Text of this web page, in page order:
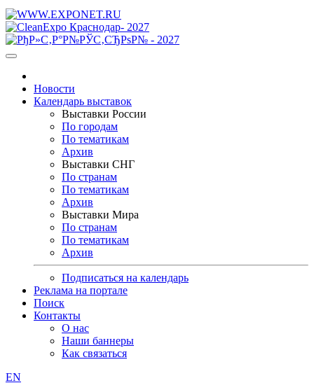
Новости
Календарь выставок
Выставки России
По городам
По тематикам
Архив
Выставки СНГ
По странам
По тематикам
Архив
Выставки Мира
По странам
По тематикам
Архив
Подписаться на календарь
Реклама на портале
Поиск
Контакты
О нас
Наши баннеры
Как связаться
EN